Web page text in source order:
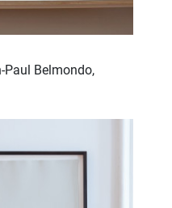
Paul Belmondo,